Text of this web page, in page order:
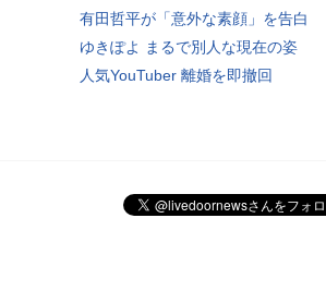
有田哲平が「意外な素顔」を告白
ゆきぽよ まるで別人な現在の姿
人気YouTuber 離婚を即撤回